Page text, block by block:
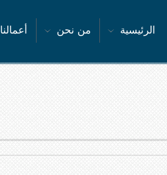
الرئيسية من نحن أعمالنا